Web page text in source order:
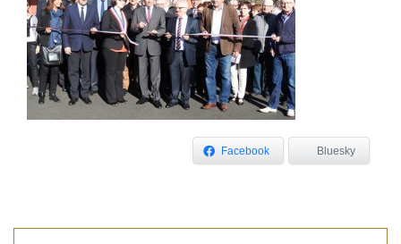
Facebook Bluesky